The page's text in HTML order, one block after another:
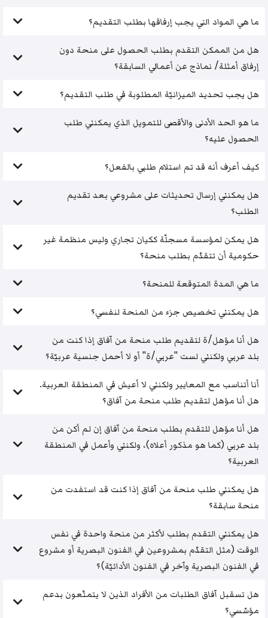
ما هي المواد التي يجب إرفاقها بطلب التقديم؟
هل من الممكن التقدم بطلب الحصول على منحة دون
إرفاق أمثلة/ نماذج عن أعمالي السابقة؟
هل يجب تحديد الميزانيّة المطلوبة في طلب التقديم؟
ما هو الحد الأدنى والأقصى للتمويل الذي يمكنني طلب
الحصول عليه؟
كيف أعرف أنه قد تم استلام طلبي بالفعل؟
هل يمكنني إرسال تحديثات على مشروعي بعد تقديم
الطلب؟
هل يمكن لمؤسسة مسجلّة ككيان تجاري وليس منظمة غير
حكومية أن تتقدّم بطلب منحة؟
ما هي المدة المتوقعة للمنحة؟
هل يمكنني تخصيص جزء من المنحة لنفسي؟
هل أنا مؤهل/ة لتقديم طلب منحة من آفاق إذا كنت من
بلد عربي ولكنني لست "عربي/ة" أو لا أحمل جنسية عربيّة؟
أنا أتناسب مع المعايير ولكنني لا أعيش في المنطقة العربية.
هل أنا مؤهل لتقديم طلب منحة من آفاق؟
هل أنا مؤهل للتقدم بطلب منحة من آفاق إن لم أكن من
بلد عربي (كما هو مذكور أعلاه)، ولكنني وأعمل في المنطقة
العربية؟
هل يمكنني طلب منحة من آفاق إذا كنت قد استفدت من
منحة سابقة؟
هل يمكنني التقدم بطلب لأكثر من منحة واحدة في نفس
الوقت (مثل التقدّم بمشروعين في الفنون البصرية أو مشروع
في الفنون البصرية وآخر في الفنون الأدائيّة)؟
هل تسقبل آفاق الطلبات من الأفراد الذين لا يتمتّعون بدعم
مؤسّسي؟